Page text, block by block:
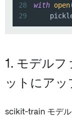
28
with open
29
1. モデルフ
ットにアッ
scikit-train モデル